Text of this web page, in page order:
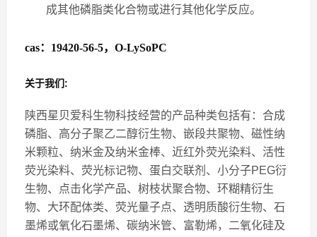
成其他磷脂类化合物或进行其他化学反应。
cas：19420-56-5，O-LySoPC
关于我们:
陕西星贝爱科生物科技经营的产品种类包括有：合成
磷脂、高分子聚乙二醇衍生物、嵌段共聚物、磁性纳
米颗粒、纳米金及纳米金棒、近红外荧光染料、活性
荧光染料、荧光标记物、蛋白交联剂、小分子PEG衍
生物、点击化学产品、树枝状聚合物、环糊精衍生
物、大环配体类、荧光量子点、透明质酸衍生物、石
墨烯或氧化石墨烯、碳纳米管、富勒烯，二氧化硅及